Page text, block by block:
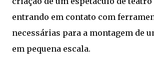
entrando em contato com
necessárias para a montagem de
em pequena escala.